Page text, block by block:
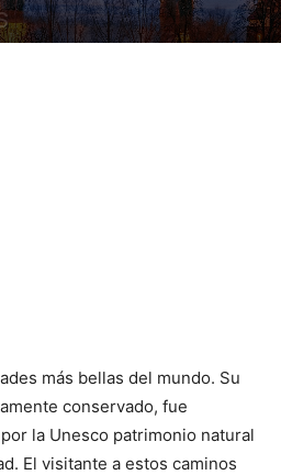
más bellas del mundo. Su
conservado, fue
la Unesco patrimonio natural
El visitante a estos caminos